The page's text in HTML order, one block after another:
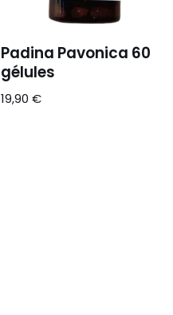
Padina Pavonica 60
gélules
19,90€